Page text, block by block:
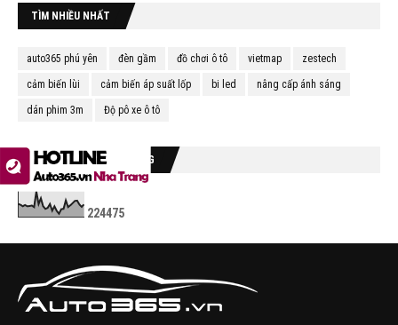
TÌM NHIỀU NHẤT
auto365 phú yên đèn gầm đồ chơi ô tô vietmap zestech
cảm biến lùi cảm biến áp suất lốp bi led nâng cấp ánh sáng
dán phim 3m Độ pô xe ô tô
LƯỢT XEM TRONG THÁNG
224475